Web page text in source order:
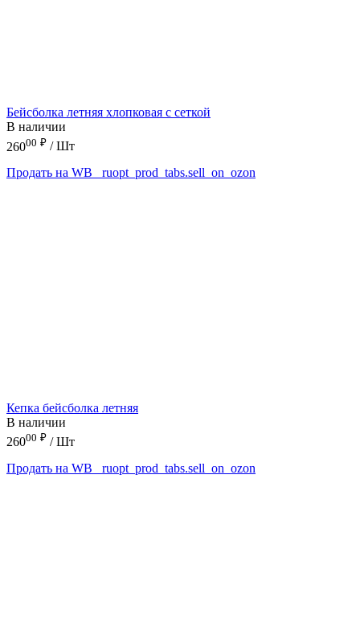
Бейсболка летняя хлопковая с сеткой
В наличии
26000 ₽ / Шт
Продать на WB
_ruopt_prod_tabs.sell_on_ozon
Кепка бейсболка летняя
В наличии
26000 ₽ / Шт
Продать на WB
_ruopt_prod_tabs.sell_on_ozon